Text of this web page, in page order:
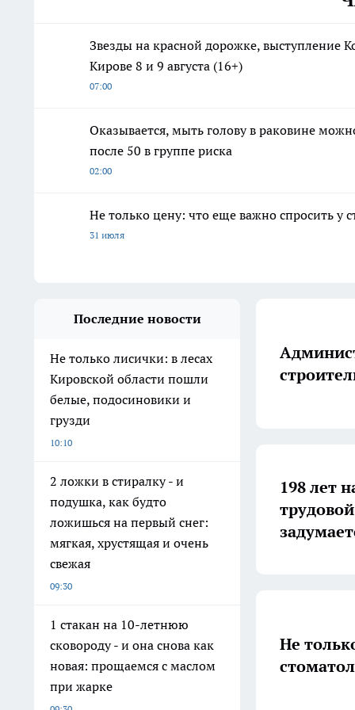
Звезды на красной дорожке, выступление
Кирове 8 и 9 августа (16+)
07:00
Оказывается, мыть голову в раковине
после 50 в группе риска
02:00
Не только цену: что еще важно спросить у
31 июля
Последние новости
Не только лисички: в лесах
Кировской области пошли
белые, подосиновики и
грузди
10:10
2 ложки в стиралку - и
подушка, как будто
ложишься на первый снег:
мягкая, хрустящая и очень
свежая
09:30
1 стакан на 10-летнюю
сковороду - и она снова как
новая: прощаемся с маслом
при жарке
198 лет
Не